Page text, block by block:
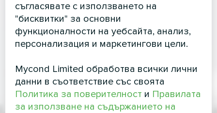
съгласявате с използването на
"бисквитки" за основни
функционалности на уебсайта, анализ,
персонализация и маркетингови цели.
Mycond Limited обработва всички лични
данни в съответствие със своята
Политика за поверителност и Правилата
за използване на съдържанието на